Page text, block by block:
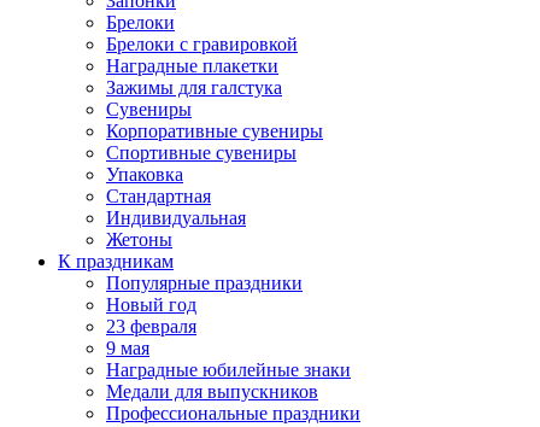
Брелоки
Брелоки с гравировкой
Наградные плакетки
Зажимы для галстука
Сувениры
Корпоративные сувениры
Спортивные сувениры
Упаковка
Стандартная
Индивидуальная
Жетоны
К праздникам
Популярные праздники
Новый год
23 февраля
9 мая
Наградные юбилейные знаки
Медали для выпускников
Профессиональные праздники